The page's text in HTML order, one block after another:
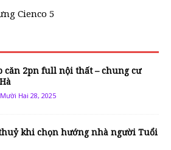
Cienco 5
căn 2pn full nội thất – chung cư
Hai 28, 2025
khi chọn hướng nhà người Tuổi